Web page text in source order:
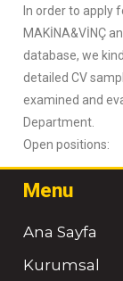
In order to apply
MAKİNA&VİNÇ
database, we
detailed CV
examined and
Department.
Open positions:
Menu
Ana Sayfa
Kurumsal